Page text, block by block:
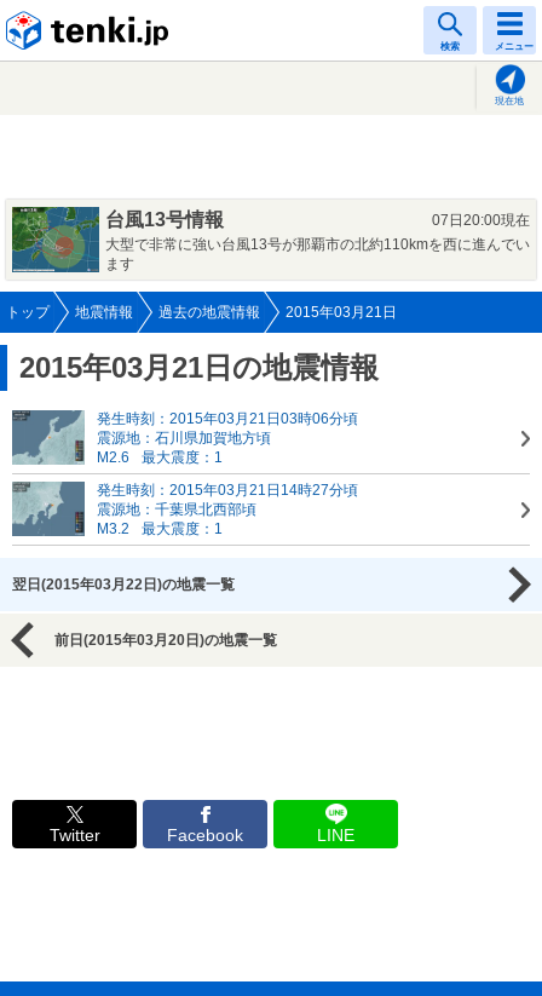
検索 メニュー
現在地
台風13号情報
07日20:00現在
大型で非常に強い台風13号が那覇市の北約110kmを西に進んでい
ます
トップ 地震情報 過去の地震情報 2015年03月21日
2015年03月21日の地震情報
発生時刻：2015年03月21日03時06分頃
震源地：石川県加賀地方頃
M2.6
最大震度：1
発生時刻：2015年03月21日14時27分頃
震源地：千葉県北西部頃
M3.2
最大震度：1
翌日(2015年03月22日)の地震一覧
前日(2015年03月20日)の地震一覧
Twitter Facebook LINE